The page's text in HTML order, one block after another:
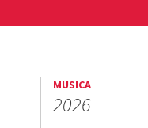
MUSICA
2026